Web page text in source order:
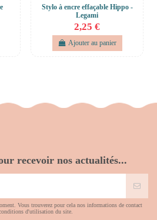
Stylo à encre effaçable Hippo -
Legami
2,25 €
Ajouter au panier
recevoir nos actualités...
Vous trouverez pour cela nos informations de contact
d'utilisation du site.